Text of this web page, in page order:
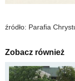
źródło: Parafia
Zobacz również